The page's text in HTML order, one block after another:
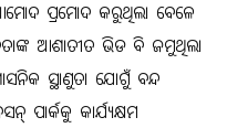
ପ୍ରମୋଦ କରୁଥିଲା ବେଳେ
ଆଶାତୀତ ଭିଡ ବି ଜମୁଥିଲା
ସ୍ଥାଣୁତା ଯୋଗୁଁ ବନ୍ଦ
କାର୍ଯ୍ୟକ୍ଷମ